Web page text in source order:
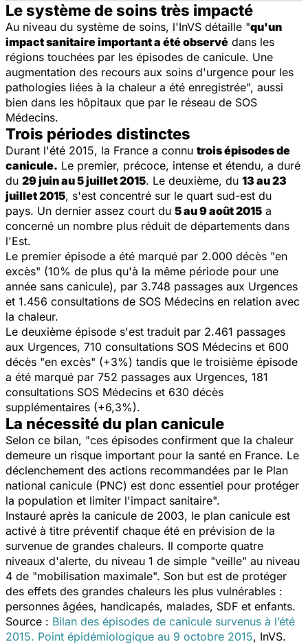
Le système de soins très impacté
Au niveau du système de soins, l'InVS détaille "qu'un
impact sanitaire important a été observé dans les
régions touchées par les épisodes de canicule. Une
augmentation des recours aux soins d'urgence pour les
pathologies liées à la chaleur a été enregistrée", aussi
bien dans les hôpitaux que par le réseau de SOS
Médecins.
Trois périodes distinctes
Durant l'été 2015, la France a connu trois épisodes de
canicule. Le premier, précoce, intense et étendu, a duré
du 29 juin au 5 juillet 2015. Le deuxième, du 13 au 23
juillet 2015, s'est concentré sur le quart sud-est du
pays. Un dernier assez court du 5 au 9 août 2015 a
concerné un nombre plus réduit de départements dans
l'Est.
Le premier épisode a été marqué par 2.000 décès "en
excès" (10% de plus qu'à la même période pour une
année sans canicule), par 3.748 passages aux Urgences
et 1.456 consultations de SOS Médecins en relation avec
la chaleur.
Le deuxième épisode s'est traduit par 2.461 passages
aux Urgences, 710 consultations SOS Médecins et 600
décès "en excès" (+3%) tandis que le troisième épisode
a été marqué par 752 passages aux Urgences, 181
consultations SOS Médecins et 630 décès
supplémentaires (+6,3%).
La nécessité du plan canicule
Selon ce bilan, "ces épisodes confirment que la chaleur
demeure un risque important pour la santé en France. Le
déclenchement des actions recommandées par le Plan
national canicule (PNC) est donc essentiel pour protéger
la population et limiter l'impact sanitaire".
Instauré après la canicule de 2003, le plan canicule est
activé à titre préventif chaque été en prévision de la
survenue de grandes chaleurs. Il comporte quatre
niveaux d'alerte, du niveau 1 de simple "veille" au niveau
4 de "mobilisation maximale". Son but est de protéger
des effets des grandes chaleurs les plus vulnérables :
personnes âgées, handicapés, malades, SDF et enfants.
Source : Bilan des épisodes de canicule survenus à l’été
2015. Point épidémiologique au 9 octobre 2015, InVS.